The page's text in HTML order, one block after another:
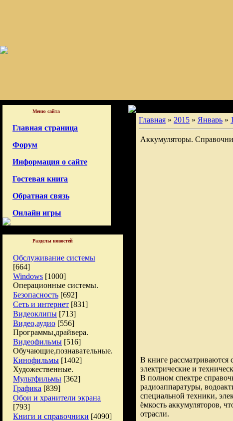
Меню сайта
Главная страница
Форум
Информация о сайте
Гостевая книга
Обратная связь
Онлайн игры
Разделы новостей
Обслуживание системы
[664]
Windows [1000]
Операционные системы.
Безопасность [692]
Сеть и интернет [831]
Видеоклипы [713]
Видео,аудио [556]
Программы,драйвера.
Видеофильмы [516]
Обучающие,познавательные.
Кинофильмы [1402]
Художественные.
Мультфильмы [362]
Графика [839]
Обои и хранители экрана
[793]
Книги и справочники [4090]
Главная » 2015 » Январь »
Аккумуляторы.
В книге рассматриваются
электрические и
В полном спектре
радиоаппаратуры,
специальной техники,
ёмкость аккумуляторов,
отрасли.